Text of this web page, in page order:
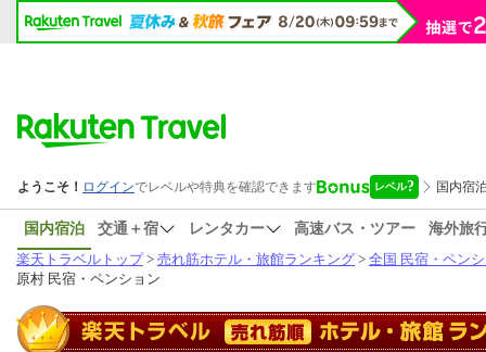
国内宿泊 交通＋宿 レンタカー 高速バス・ツアー
海外旅
楽天トラベルトップ> 売れ筋ホテル・旅館ランキング > 全国 民宿・ペン
原村 民宿・ペンション